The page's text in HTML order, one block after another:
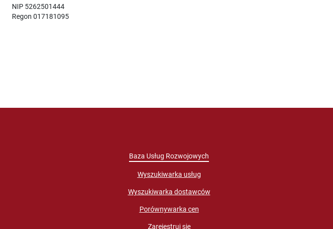
NIP 5262501444
Regon 017181095
Baza Usług Rozwojowych
Wyszukiwarka usług
Wyszukiwarka dostawców
Porównywarka cen
Zarejestruj się